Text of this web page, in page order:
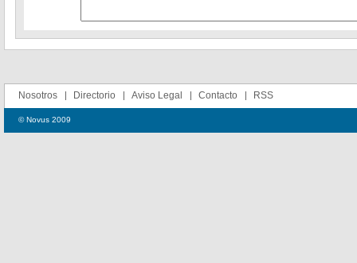
Nosotros Directorio Aviso Legal Contacto RSS
© Novus 2009